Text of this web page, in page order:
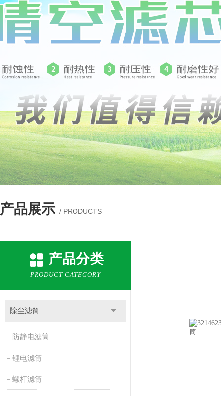
产品展示 / PRODUCTS
产品分类
PRODUCT CATEGORY
除尘滤筒
防静电滤筒
锂电滤筒
螺杆滤筒